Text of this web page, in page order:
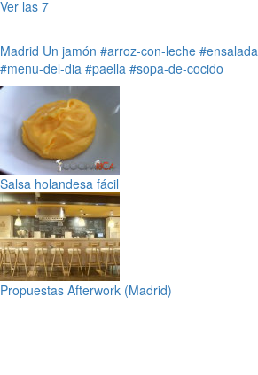
Ver las 7
Madrid Un jamón #arroz-con-leche #ensalada
#menu-del-dia #paella #sopa-de-cocido
Salsa holandesa fácil
Propuestas Afterwork (Madrid)